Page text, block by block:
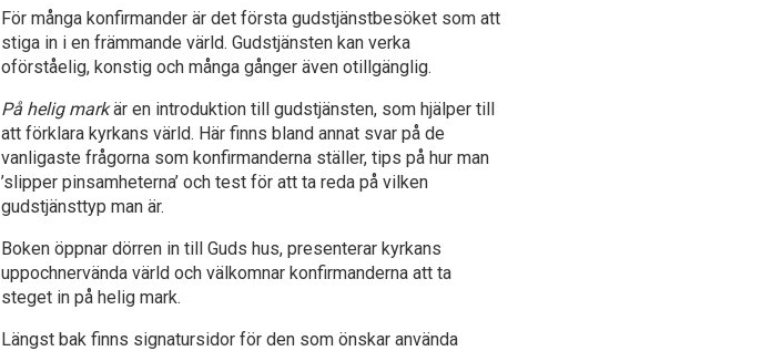
För många konfirmander är det första gudstjänstbesöket som att
stiga in i en främmande värld. Gudstjänsten kan verka
oförståelig, konstig och många gånger även otillgänglig.
På helig markär en introduktion till gudstjänsten, som hjälper till
att förklara kyrkans värld. Här finns bland annat svar på de
vanligaste frågorna som konfirmanderna ställer, tips på hur man
’slipper pinsamheterna’ och test för att ta reda på vilken
gudstjänsttyp man är.
Boken öppnar dörren in till Guds hus, presenterar kyrkans
uppochnervända värld och välkomnar konfirmanderna att ta
steget in på helig mark.
Längst bak finns signatursidor för den som önskar använda